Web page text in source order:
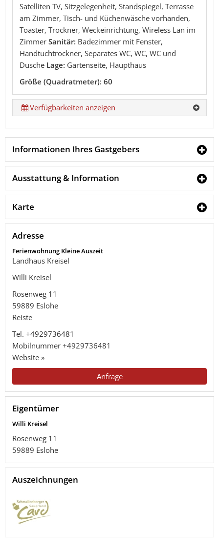
Satelliten TV, Sitzgelegenheit, Standspiegel, Terrasse
am Zimmer, Tisch- und Küchenwäsche vorhanden,
Toaster, Trockner, Weckeinrichtung, Wireless Lan im
Zimmer Sanitär: Badezimmer mit Fenster,
Handtuchtrockner, Separates WC, WC, WC und
Dusche Lage: Gartenseite, Haupthaus
Größe (Quadratmeter): 60
Verfügbarkeiten anzeigen
Informationen Ihres Gastgebers
Ausstattung & Information
Karte
Adresse
Ferienwohnung Kleine Auszeit
Landhaus Kreisel
Willi Kreisel
Rosenweg 11
59889 Eslohe
Reiste
Tel. +4929736481
Mobilnummer +4929736481
Website »
Anfrage
Eigentümer
Willi Kreisel
Rosenweg 11
59889 Eslohe
Auszeichnungen